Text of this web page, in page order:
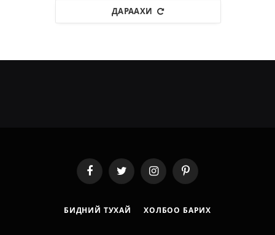
ДАРААХИ
FacebookTwitter InstagramPinterest
БИДНИЙ ТУХАЙ ХОЛБОО БАРИХ